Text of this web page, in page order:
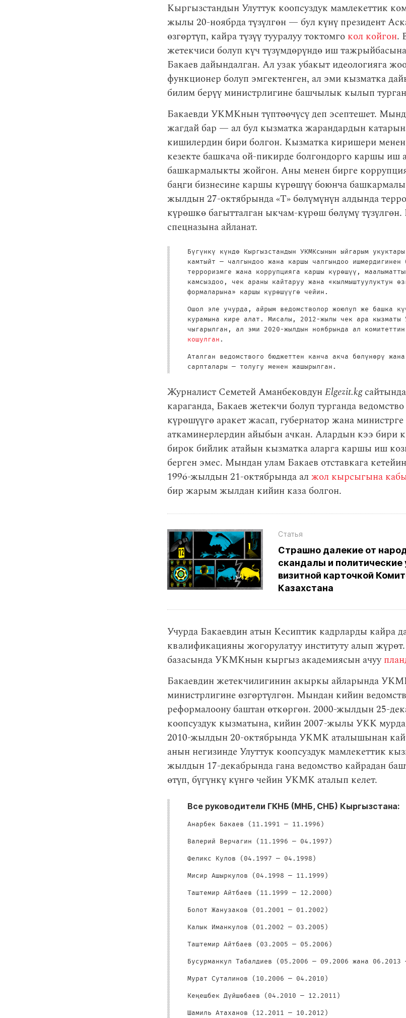
Кыргызстандын Улуттук коопсуздук мамлекеттик
жылы 20-ноябрда түзүлгөн — бул күнү президент
өзгөртүп, кайра түзүү тууралуу токтомго кол койгон.
жетекчиси болуп күч түзүмдөрүндө иш
Бакаев дайындалган. Ал узак убакыт идеологияга
функционер болуп эмгектенген, ал эми кызматка
билим берүү министрлигине башчылык кылып
Бакаевди УКМКнын түптөөчүсү деп эсептешет.
жагдай бар — ал бул кызматка жарандардын
кишилердин бири болгон. Кызматка киришери
кезекте башкача ой-пикирде болгондорго каршы иш
башкармалыкты жойгон. Аны менен бирге
баңги бизнесине каршы күрөшүү боюнча
жылдын 27-октябрында «Т» бөлүмүнүн алдында
күрөшкө багытталган ыкчам-күрөш бөлүмү
спецназына айланат.
Бүгүнкү күндө Кыргызстандын УКМКсынын ыйгарым
камтыйт — чалгындоо жана каршы чалгындоо ишмердигинен
терроризмге жана коррупцияга каршы күрөшүү,
камсыздоо, чек араны кайтаруу жана «кылмыштуулуктун
формаларына» каршы күрөшүүгө чейин.
Ошол эле учурда, айрым ведомстволор жоюлуп же башка
курамына кире алат. Мисалы, 2012-жылы чек ара кызматы
чыгарылган, ал эми 2020-жылдын ноябрында ал
кошулган.
Аталган ведомствого бюджеттен канча акча бөлүнөрү
сарпталары — толугу менен жашырылган.
Журналист Семетей АманбековдунElgezit.kg
караганда, Бакаев жетекчи болуп турганда
күрөшүүгө аракет жасап, губернатор жана
аткаминерлердин айыбын ачкан. Алардын кээ бири
бирок бийлик атайын кызматка аларга каршы иш
берген эмес. Мындан улам Бакаев отставкага
1996-жылдын 21-октябрында алжол кырсыгына
бир жарым жылдан кийин каза болгон.
Статья
Страшно далекие от
скандалы и политические
визитной карточкой
Казахстана
Учурда Бакаевдин атын Кесиптик кадрларды кайра
квалификацияны жогорулатуу институту алып
базасында УКМКнын кыргыз академиясын ачуу
Бакаевдин жетекчилигинин акыркы айларында
министрлигине өзгөртүлгөн. Мындан кийин
реформалоону баштан өткөргөн. 2000-жылдын 25-
коопсуздук кызматына, кийин 2007-жылы УКК
2010-жылдын 20-октябрында УКМК аталышынан
анын негизинде Улуттук коопсуздук мамлекеттик
жылдын 17-декабрында гана ведомство кайрадан
өтүп, бүгүнкү күнгө чейин УКМК аталып келет.
Все руководители ГКНБ (МНБ, СНБ) Кыргызстана:
Анарбек Бакаев (11.1991 — 11.1996)
Валерий Верчагин (11.1996 — 04.1997)
Феликс Кулов (04.1997 — 04.1998)
Мисир Ашыркулов (04.1998 — 11.1999)
Таштемир Айтбаев (11.1999 — 12.2000)
Болот Жанузаков (01.2001 — 01.2002)
Калык Иманкулов (01.2002 — 03.2005)
Таштемир Айтбаев (03.2005 — 05.2006)
Бусурманкул Табалдиев (05.2006 — 09.2006 жана
Мурат Суталинов (10.2006 — 04.2010)
Кеңешбек Дүйшөбаев (04.2010 — 12.2011)
Шамиль Атаханов (12.2011 — 10.2012)